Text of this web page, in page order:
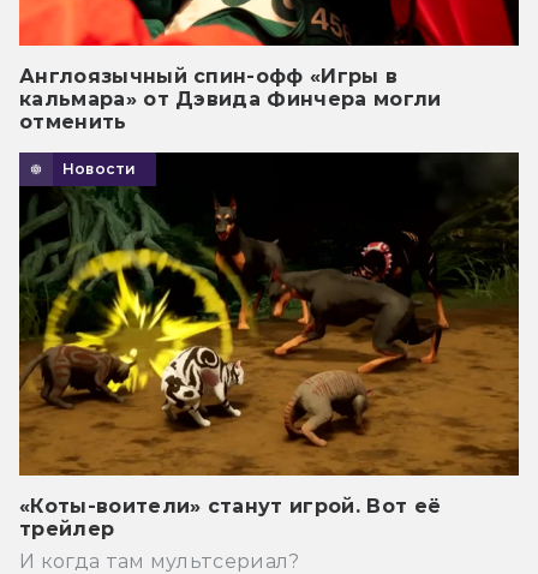
Англоязычный спин-офф «Игры в
кальмара» от Дэвида Финчера могли
отменить
Новости
«Коты-воители» станут игрой. Вот её
трейлер
И когда там мультсериал?